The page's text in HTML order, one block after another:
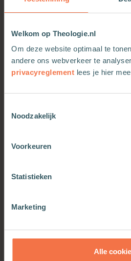
Welkom op Theologie.nl
Om deze website optimaal te
andere ons webverkeer te
privacyreglement lees je hier
Noodzakelijk
Voorkeuren
Statistieken
Marketing
Alle
Dansen op
toekomstmuziek
Meer informatie